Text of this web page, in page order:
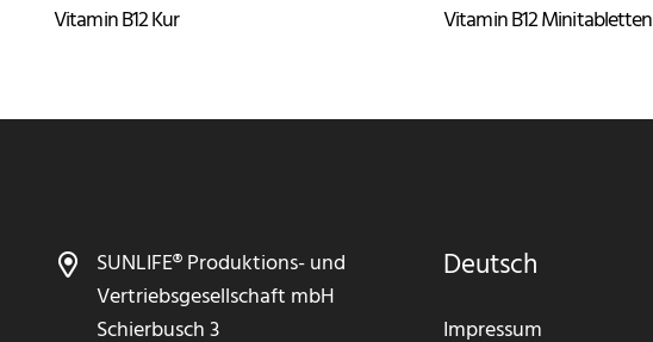
Vitamin B12 Kur Vitamin B12 Minitabletten
SUNLIFE® Produktions- und
Vertriebsgesellschaft mbH
Schierbusch 3
Deutsch
Impressum